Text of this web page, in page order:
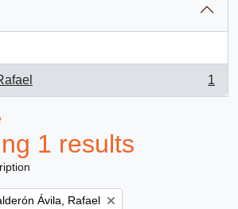
1
1 results
filter:
Ávila, Rafael